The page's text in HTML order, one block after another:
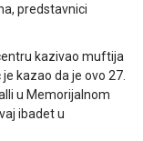
predstavnici
kazivao muftija
kazao da je ovo 27.
u Memorijalnom
ibadet u